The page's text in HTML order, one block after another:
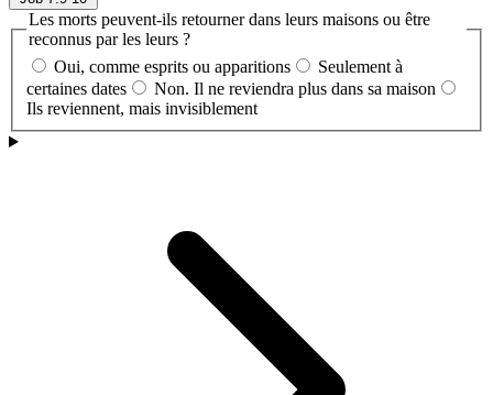
Les morts peuvent-ils retourner dans leurs maisons ou être
reconnus par les leurs ?
Oui, comme esprits ou apparitions
Seulement à
certaines dates
Non. Il ne reviendra plus dans sa maison
Ils reviennent, mais invisiblement